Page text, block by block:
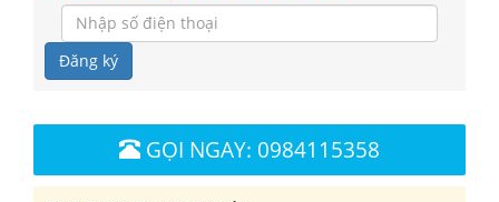
Đăng ký
GỌI NGAY: 0984115358